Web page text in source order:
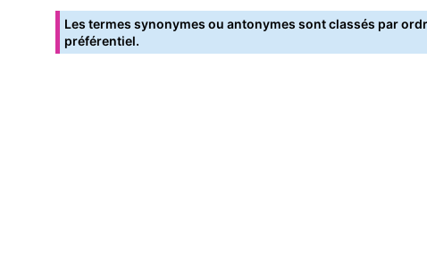
Les termes synonymes ou antonymes sont classés par
préférentiel.